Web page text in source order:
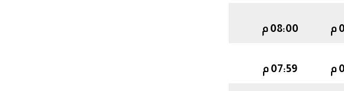
08:00 م
07:59 م